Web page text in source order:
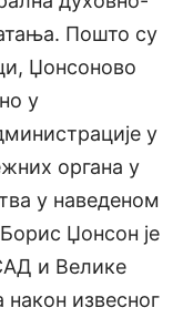
Пошто су
Џонсоново
у
у
органа у
у наведеном
Џонсон је
и Велике
извесног